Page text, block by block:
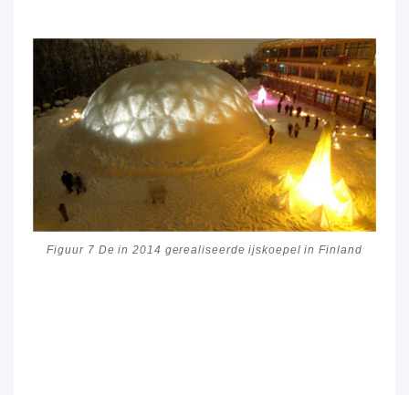
Figuur 7 De in 2014 gerealiseerde ijskoepel in Finland